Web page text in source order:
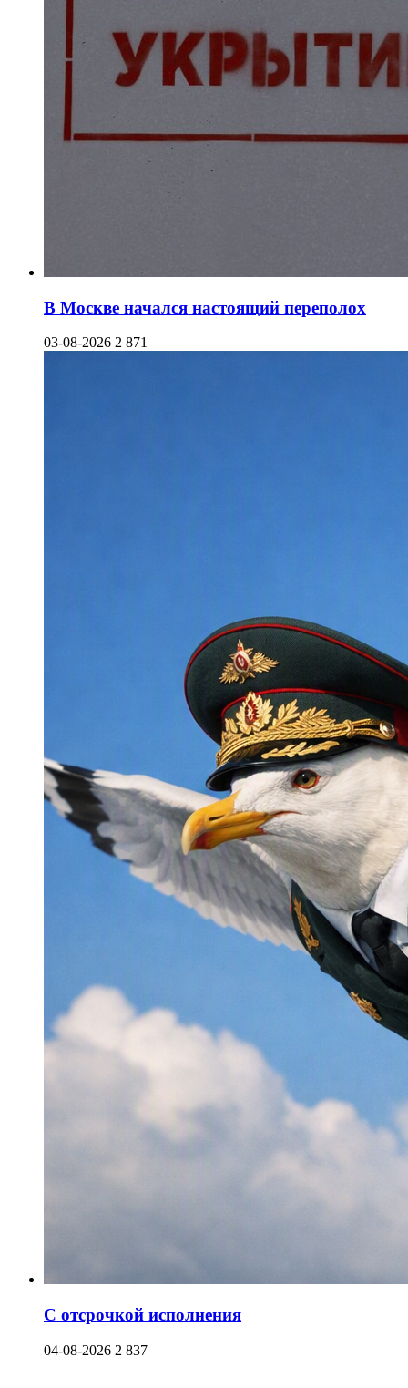
В Москве начался настоящий переполох
03-08-2026 2 871
С отсрочкой исполнения
04-08-2026 2 837